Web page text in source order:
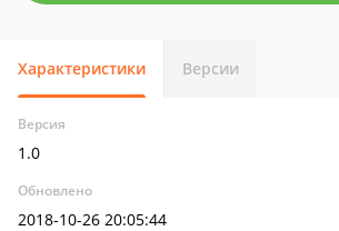
Характеристики Версии
Версия
1.0
Обновлено
2018-10-26 20:05:44